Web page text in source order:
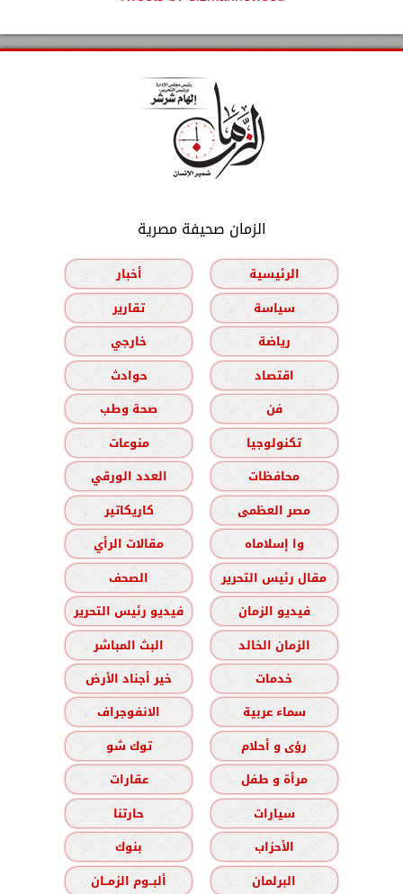
الزمان صحيفة مصرية
الرئيسية
أخبار
سياسة
تقارير
رياضة
خارجي
اقتصاد
حوادث
فن
صحة وطب
تكنولوجيا
منوعات
محافظات
العدد الورقي
مصر العظمى
كاريكاتير
وا إسلاماه
مقالات الرأي
مقال رئيس التحرير
الصحف
فيديو الزمان
فيديو رئيس التحرير
الزمان الخالد
البث المباشر
خدمات
خير أجناد الأرض
سماء عربية
الانفوجراف
رؤى و أحلام
توك شو
مرأة و طفل
عقارات
سيارات
حارتنا
الأحزاب
بنوك
البرلمان
ألبــوم الزمــان